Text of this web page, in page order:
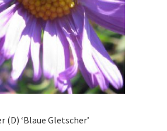
(D) ‘Blaue Gletscher’